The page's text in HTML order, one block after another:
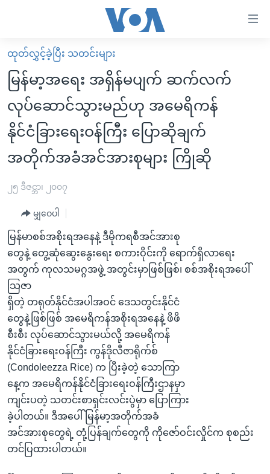
လွယ်ကူ
စေ
သည့်
Link
များ
ပင်မ
သို့
ရန်
ပင်မ
အ
ညွန်း
စာမျက်နှာ
သို့
ကျော်
ကြည့်
ရန်
ရှာဖွေ
ရန်
နေရာ
သို့
ကျော်
မူလစာမျက်နှာ
မြန်မာ
ကမ္ဘာ့သတင်းများ
နိုင်ငံတကာ
အမေရိကန်
တရုတ်
အစ္စရေး-ပါလက်စတိုင်း
ဗွီဒီယို
သတင်းလွတ်လပ်ခွင့်
ရပ်ဝန်းတခု လမ်းတခု အလွန်
အင်္ဂလိပ်စာလေ့လာမယ်
အမေရိကန်သုံးအီဒီယံ
မကြေးမုံရဲ့ အင်္ဂလိပ်စာ
ရုပ်ရှင်ထဲက အင်္ဂလိပ်စာ
သုတပဒေသာ အင်္ဂလိပ်စာ
အပတ်စဉ်ကဏ္ဍများ
ရေဒီယို
တီဗွီ
ရေဒီယိုနှင့်ရုပ်သံ အချက်အလက်များ
ရေဒီယို/တီဗွီအစီအစဉ်
Learning English
ဗွီအိုအေ လူမှုကွန်ယက်များ
ဘာသာစကားများ
ထုတ်လွှင့်ခဲ့ပြီး သတင်းများ
မြန်မာ့အရေး အရှိန်မပျက် ဆက်လက်
လုပ်ဆောင်သွားမည်ဟု အမေရိကန်
နိုင်ငံခြားရေးဝန်ကြီး ပြောဆိုချက်
အတိုက်အခံအင်အားစုများ ကြိုဆို
၂၅ ဒီဇင္ဘာ၊ ၂၀၀၇
မျှဝေပါ
မြန်မာစစ်အစိုးရအနေနဲ့ ဒီမိုကရစီအင်အားစု
တွေနဲ့ တွေ့ဆုံဆွေးနွေးရေး စကားဝိုင်းကို ရောက်ရှိလာရေး
အတွက် ကုလသမဂ္ဂအဖွဲ့ အတွင်းမှာဖြစ်ဖြစ်၊ စစ်အစိုးရအပေါ်
သြဇာ
ရှိတဲ့ တရုတ်နိုင်ငံအပါအဝင် ဒေသတွင်းနိုင်ငံ
တွေနဲ့ဖြစ်ဖြစ် အမေရိကန်အစိုးရအနေနဲ့ ဖိဖိ
စီးစီး လုပ်ဆောင်သွားမယ်လို့ အမေရိကန်
နိုင်ငံခြားရေးဝန်ကြီး ကွန်ဒိုလီဇာရိုက်စ်
(Condoleezza Rice) က ပြီးခဲ့တဲ့ သောကြာ
နေ့က အမေရိကန်နိုင်ငံခြားရေးဝန်ကြီးဌာနမှာ
ကျင်းပတဲ့ သတင်းစာရှင်းလင်းပွဲမှာ ပြောကြား
ခဲ့ပါတယ်။ ဒီအပေါ် မြန်မာ့အတိုက်အခံ
အင်အားစုတွေရဲ့ တုံ့ပြန်ချက်တွေကို ကိုဇော်ဝင်းလှိုင်က စုစည်း
တင်ပြထားပါတယ်။